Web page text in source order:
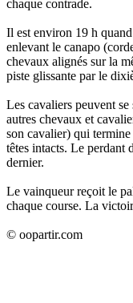
chaque contrade.
Il est environ 19 h
enlevant le canapo
chevaux alignés sur la
piste glissante par le
Les cavaliers peuvent
autres chevaux et
son cavalier) qui termine
têtes intacts. Le perdant
dernier.
Le vainqueur reçoit le
chaque course. La
© oopartir.com